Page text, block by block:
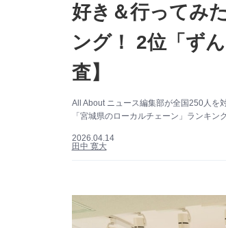
好き＆行ってみ
ング！ 2位「ず
査】
All About ニュース編集部が全国250人を
「宮城県のローカルチェーン」ランキ
2026.04.14
田中 寛大